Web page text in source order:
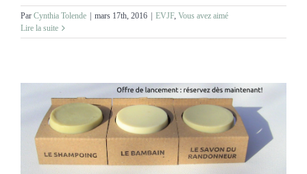
Par Cynthia Tolende mars 17th, 2016 EVJF, Vous avez aimé
Lire la suite